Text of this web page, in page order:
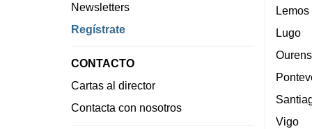
Newsletters
Regístrate
CONTACTO
Cartas al director
Contacta con nosotros
Lemos
Lugo
Vigo